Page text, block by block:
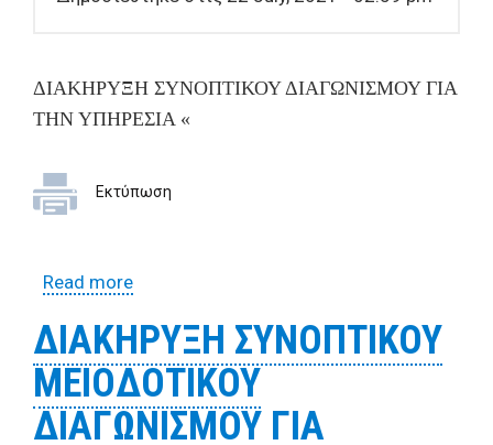
ΔΙΑΚΗΡΥΞΗ ΣΥΝΟΠΤΙΚΟΥ ΔΙΑΓΩΝΙΣΜΟΥ ΓΙΑ
ΤΗΝ ΥΠΗΡΕΣΙΑ «
Εκτύπωση
Read moreabout ΔΙΑΚΗΡΥΞΗ ΣΥΝΟΠΤΙΚΟΥ
«ΕΚΠΟΝΗΣΗ ΦΟΡΤΙΣΗΣ ΗΛΕΚΤΡΙΚΩΝ
ΟΧΗΜΑΤΩΝ ΔΗΜΟΥ ΒΟΛΟΥ»
ΔΙΑΚΗΡΥΞΗ ΣΥΝΟΠΤΙΚΟΥ
ΜΕΙΟΔΟΤΙΚΟΥ
ΔΙΑΓΩΝΙΣΜΟΥ ΓΙΑ